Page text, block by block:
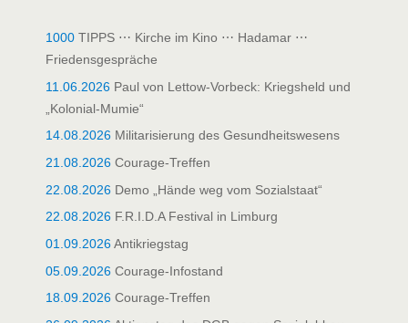
1000 TIPPS ⋯ Kirche im Kino ⋯ Hadamar ⋯
Friedensgespräche
11.06.2026 Paul von Lettow-Vorbeck: Kriegsheld und
„Kolonial-Mumie“
14.08.2026 Militarisierung des Gesundheitswesens
21.08.2026 Courage-Treffen
22.08.2026 Demo „Hände weg vom Sozialstaat“
22.08.2026 F.R.I.D.A Festival in Limburg
01.09.2026Antikriegstag
05.09.2026 Courage-Infostand
18.09.2026 Courage-Treffen